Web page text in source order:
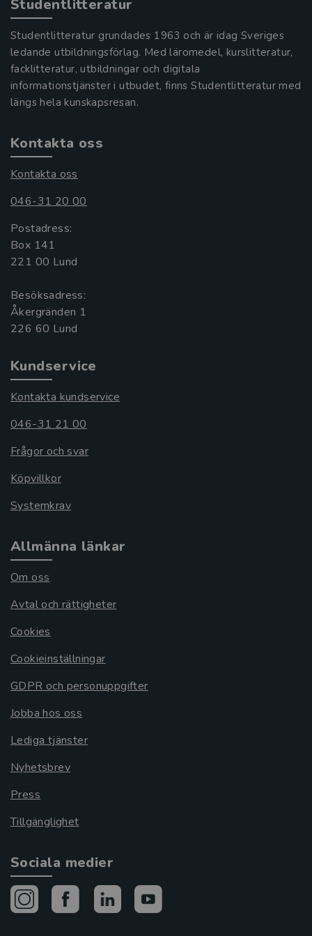
Studentlitteratur
Studentlitteratur grundades 1963 och är idag Sveriges
ledande utbildningsförlag. Med läromedel, kurslitteratur,
facklitteratur, utbildningar och digitala
informationstjänster i utbudet, finns Studentlitteratur med
längs hela kunskapsresan.
Kontakta oss
Kontakta oss
046-31 20 00
Postadress:
Box 141
221 00 Lund
Besöksadress:
Åkergränden 1
Kundservice
Kontakta kundservice
046-31 21 00
Frågor och svar
Köpvillkor
Systemkrav
Allmänna länkar
Om oss
Avtal och rättigheter
Cookies
Cookieinställningar
GDPR och personuppgifter
Jobba hos oss
Lediga tjänster
Nyhetsbrev
Press
Tillgänglighet
Sociala medier